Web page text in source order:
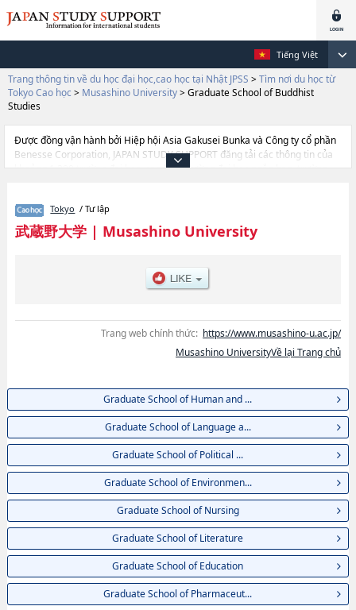
Tiếng Việt
Trang thông tin về du học đại học,cao học tại Nhật JPSS > Tìm nơi du học từ
Tokyo Cao học > Musashino University> Graduate School of Buddhist
Studies
Được đồng vận hành bởi Hiệp hội Asia Gakusei Bunka và Công ty cổ phần
Benesse Corporation, JAPAN STUDY SUPPORT đăng tải các thông tin của
khoảng 1.300 trường đại học, cao học, trường đại học ngắn hạn, trường
cần thiết dành cho du học sinh, như là về các Graduate School of Human
and Social ScienceshoặcGraduate School of Language and
CulturehoặcGraduate School of Political Science and
School of NursinghoặcGraduate School of LiteraturehoặcGraduate School
of EducationhoặcGraduate School of Pharmaceutical
SciencehoặcWell-being, thông tin về từng khoa nghiên cứu, thông tin liên
quan đến thi tuyển như số lượng tuyển sinh, số lượng trúng tuyển, cở sở
trang thiết bị, hướng dẫn địa điểm v.v...
Tokyo / Tư lập
武蔵野大学| Musashino University
Trang web chính thức: https://www.musashino-u.ac.jp/
Musashino UniversityVề lại Trang chủ
Graduate School of Human and ...
Graduate School of Language a...
Graduate School of Political ...
Graduate School of Environmen...
Graduate School of Nursing
Graduate School of Literature
Graduate School of Education
Graduate School of Pharmaceut...